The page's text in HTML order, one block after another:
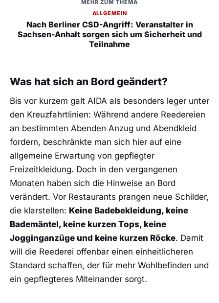
MEHR ZUM THEMA
ALLGEMEIN
Nach Berliner CSD-Angriff: Veranstalter in
Sachsen-Anhalt sorgen sich um Sicherheit und
Teilnahme
Was hat sich an Bord geändert?
Bis vor kurzem galt AIDA als besonders leger unter
den Kreuzfahrtlinien: Während andere Reedereien
an bestimmten Abenden Anzug und Abendkleid
fordern, beschränkte man sich hier auf eine
allgemeine Erwartung von gepflegter
Freizeitkleidung. Doch in den vergangenen
Monaten haben sich die Hinweise an Bord
verändert. Vor Restaurants prangen neue Schilder,
die klarstellen: Keine Badebekleidung, keine
Bademäntel, keine kurzen Tops, keine
Jogginganzüge und keine kurzen Röcke. Damit
will die Reederei offenbar einen einheitlicheren
Standard schaffen, der für mehr Wohlbefinden und
ein gepflegteres Miteinander sorgt.